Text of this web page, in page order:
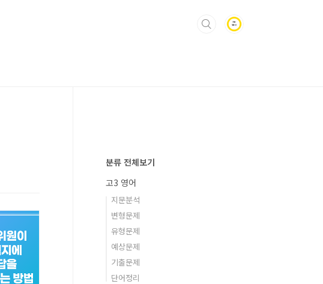
분류 전체보기
고3 영어
지문분석
변형문제
유형문제
예상문제
기출문제
단어정리